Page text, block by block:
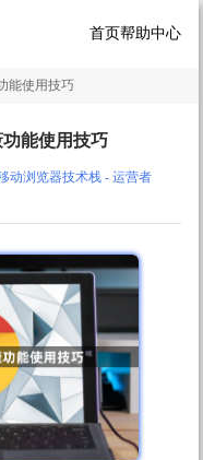
首页帮助中心
能使用技巧
能使用技巧
动浏览器技术栈 - 运营者